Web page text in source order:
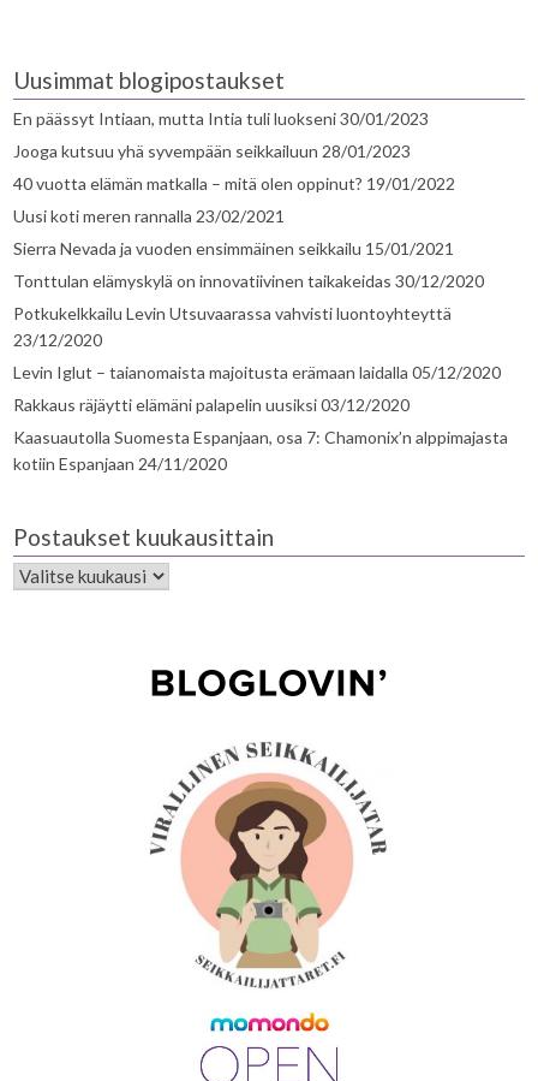
Uusimmat blogipostaukset
En päässyt Intiaan, mutta Intia tuli luokseni30/01/2023
Jooga kutsuu yhä syvempään seikkailuun 28/01/2023
40 vuotta elämän matkalla – mitä olen oppinut? 19/01/2022
Uusi koti meren rannalla 23/02/2021
Sierra Nevada ja vuoden ensimmäinen seikkailu 15/01/2021
Tonttulan elämyskylä on innovatiivinen taikakeidas 30/12/2020
Potkukelkkailu Levin Utsuvaarassa vahvisti luontoyhteyttä
23/12/2020
Levin Iglut – taianomaista majoitusta erämaan laidalla 05/12/2020
Rakkaus räjäytti elämäni palapelin uusiksi03/12/2020
Kaasuautolla Suomesta Espanjaan, osa 7: Chamonix’n alppimajasta
kotiin Espanjaan 24/11/2020
Postaukset kuukausittain